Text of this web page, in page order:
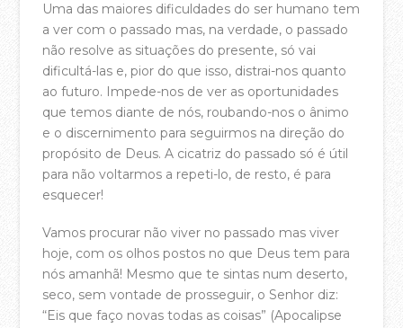
Política de Privacidade
Equipa Pastoral
PARTICIPA
Agenda
Registo Membros da Casa da Cidade
Celebrações de Domingo
Crianças
Jovens e Adolescentes
SWITCH – Jovens Adultos
Uma das maiores dificuldades do ser humano tem
a ver com o passado mas, na verdade, o passado
não resolve as situações do presente, só vai
dificultá-las e, pior do que isso, distrai-nos quanto
ao futuro. Impede-nos de ver as oportunidades
que temos diante de nós, roubando-nos o ânimo
e o discernimento para seguirmos na direção do
propósito de Deus. A cicatriz do passado só é útil
para não voltarmos a repeti-lo, de resto, é para
esquecer!
Vamos procurar não viver no passado mas viver
hoje, com os olhos postos no que Deus tem para
nós amanhã! Mesmo que te sintas num deserto,
seco, sem vontade de prosseguir, o Senhor diz:
“Eis que faço novas todas as coisas” (Apocalipse